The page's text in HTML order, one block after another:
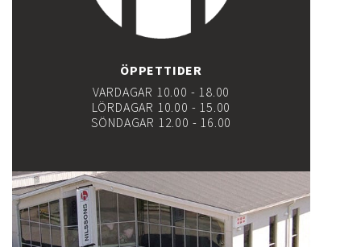
ÖPPETTIDER
VARDAGAR 10.00 - 18.00
LÖRDAGAR 10.00 - 15.00
SÖNDAGAR 12.00 - 16.00